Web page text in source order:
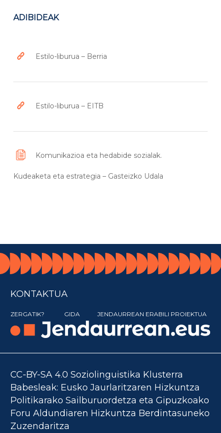
ADIBIDEAK
Estilo-liburua – Berria
Estilo-liburua – EITB
Komunikazioa eta hedabide sozialak.
Kudeaketa eta estrategia – Gasteizko Udala
KONTAKTUA
ZERGATIK? GIDA JENDAURREAN ERABILI PROIEKTUA
CC-BY-SA 4.0 Soziolinguistika Klusterra
Babesleak: Eusko Jaurlaritzaren Hizkuntza
Politikarako Sailburuordetza eta Gipuzkoako
Foru Aldundiaren Hizkuntza Berdintasuneko
Zuzendaritza